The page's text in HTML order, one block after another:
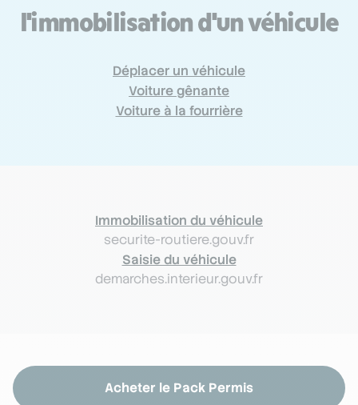
l'immobilisation d'un véhicule
Déplacer un véhicule
Voiture gênante
Voiture à la fourrière
Immobilisation du véhicule
securite-routiere.gouv.fr
Saisie du véhicule
demarches.interieur.gouv.fr
Acheter le Pack Permis